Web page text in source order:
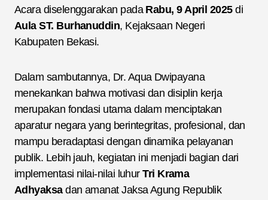
Acara diselenggarakan pada Rabu, 9 April 2025di
Aula ST. Burhanuddin, Kejaksaan Negeri
Kabupaten Bekasi.
Dalam sambutannya, Dr. Aqua Dwipayana
menekankan bahwa motivasi dan disiplin kerja
merupakan fondasi utama dalam menciptakan
aparatur negara yang berintegritas, profesional, dan
mampu beradaptasi dengan dinamika pelayanan
publik. Lebih jauh, kegiatan ini menjadi bagian dari
implementasi nilai-nilai luhurTri Krama
Adhyaksadan amanat Jaksa Agung Republik